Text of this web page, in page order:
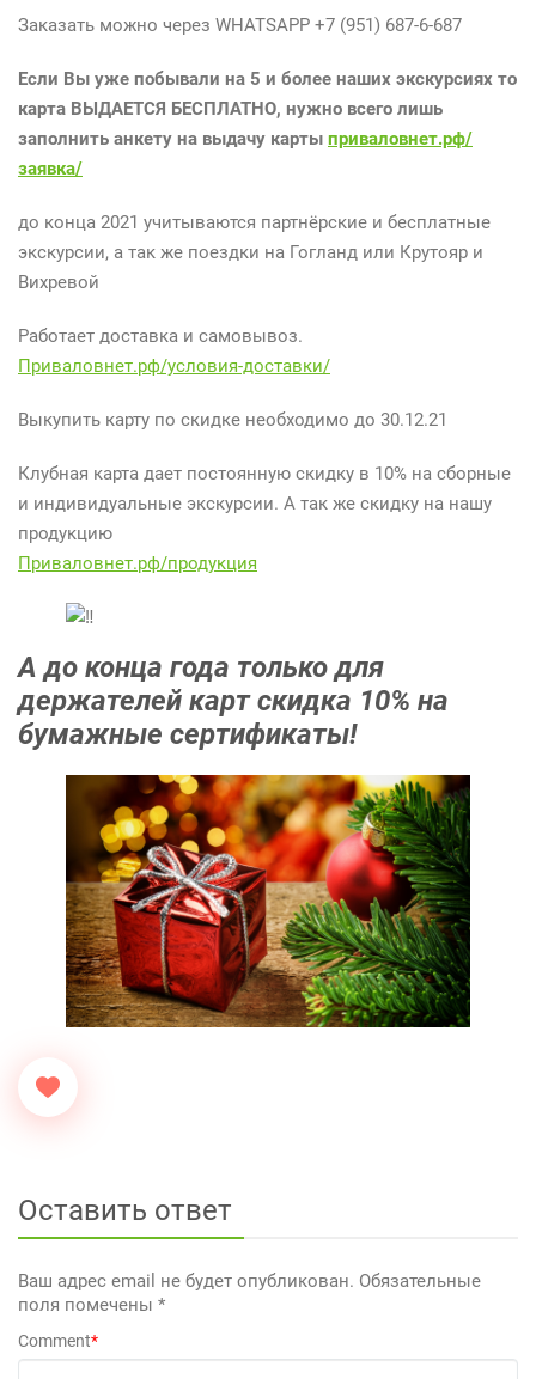
Заказать можно через WHATSAPP +7 (951) 687-6-687
Если Вы уже побывали на 5 и более наших экскурсиях то
карта ВЫДАЕТСЯ БЕСПЛАТНО, нужно всего лишь
заполнить анкету на выдачу карты приваловнет.рф/
заявка/
до конца 2021 учитываются партнëрские и бесплатные
экскурсии, а так же поездки на Гогланд или Крутояр и
Вихревой
Работает доставка и самовывоз.
Приваловнет.рф/условия-доставки/
Выкупить карту по скидке необходимо до 30.12.21
Клубная карта дает постоянную скидку в 10% на сборные
и индивидуальные экскурсии. А так же скидку на нашу
продукцию
Приваловнет.рф/продукция
А до конца года только для
держателей карт скидка 10% на
бумажные сертификаты!
Оставить ответ
Ваш адрес email не будет опубликован. Обязательные
поля помечены *
Comment*